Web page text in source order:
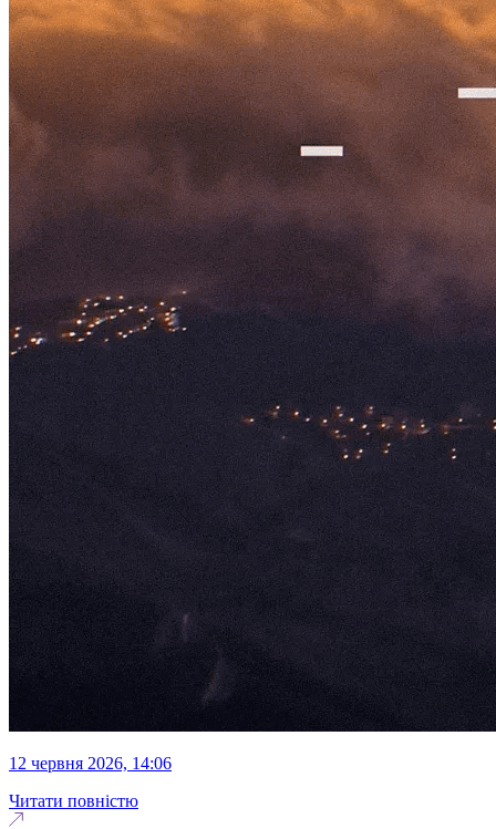
12 червня 2026, 14:06
Читати повністю